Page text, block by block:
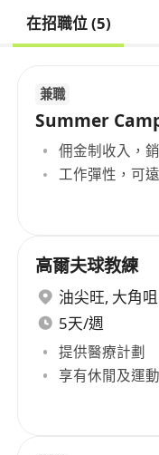
在招職位 (5)
兼職
Summer
佣金制收入，
工作彈性，可
高爾夫球教練
油尖旺, 大角咀
5天/週
提供醫療計劃
享有休閒及運